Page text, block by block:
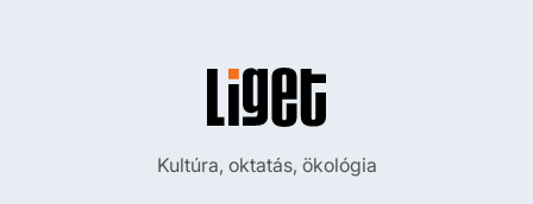
Kultúra, oktatás, ökológia